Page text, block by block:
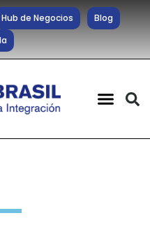
Hub de Negocios
Blog